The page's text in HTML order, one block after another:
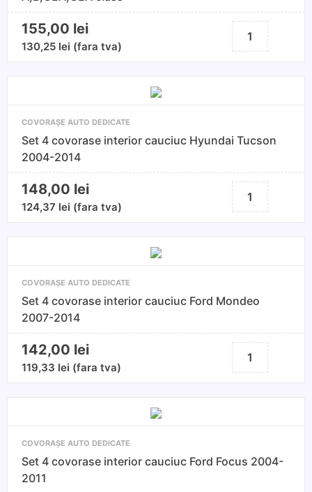
155,00 lei
130,25 lei (fara tva)
Cantitate
Set
A,B,CLA,GLA
COVORAȘE AUTO DEDICATE
Set 4 covorase interior cauciuc Hyundai Tucson
2004-2014
148,00 lei
124,37 lei (fara tva)
Cantitate
Set
Tucson
2014
COVORAȘE AUTO DEDICATE
Set 4 covorase interior cauciuc Ford Mondeo
2007-2014
142,00 lei
119,33 lei (fara tva)
Cantitate
Set
Mondeo
COVORAȘE AUTO DEDICATE
Set 4 covorase interior cauciuc Ford Focus 2004-
2011